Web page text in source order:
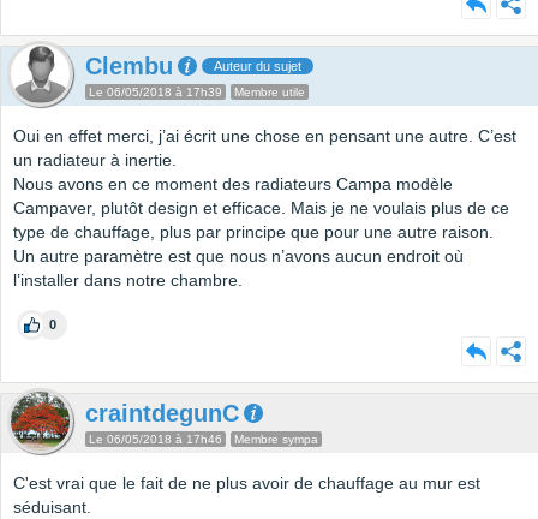
Clembu Auteur du sujet
Le 06/05/2018 à 17h39 Membre utile
Oui en effet merci, j’ai écrit une chose en pensant une autre. C’est
un radiateur à inertie.
Nous avons en ce moment des radiateurs Campa modèle
Campaver, plutôt design et efficace. Mais je ne voulais plus de ce
type de chauffage, plus par principe que pour une autre raison.
Un autre paramètre est que nous n’avons aucun endroit où
l’installer dans notre chambre.
0
craintdegunC
Le 06/05/2018 à 17h46 Membre sympa
C'est vrai que le fait de ne plus avoir de chauffage au mur est
séduisant.